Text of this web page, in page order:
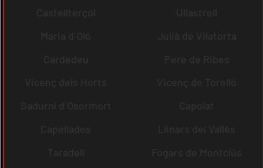
Castellterçol
Ullastrell
Maria d´Oló
Julià de Vilatorta
Cardedeu
Pere de Ribes
Vicenç dels Horts
Vicenç de Torelló
Sadurní d´Osormort
Capolat
Capellades
Llinars del Vallès
Taradell
Fogars de Montclús